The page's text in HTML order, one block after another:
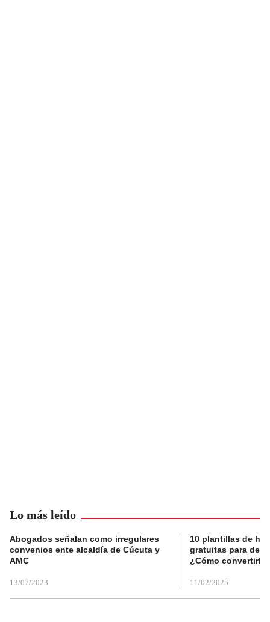
Lo más leído
Abogados señalan como irregulares
convenios ente alcaldía de Cúcuta y
AMC
13/07/2023
10 plantillas de
gratuitas para
¿Cómo convertirla
11/02/2025